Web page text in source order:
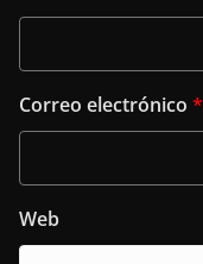
Correo electrónico *
Web